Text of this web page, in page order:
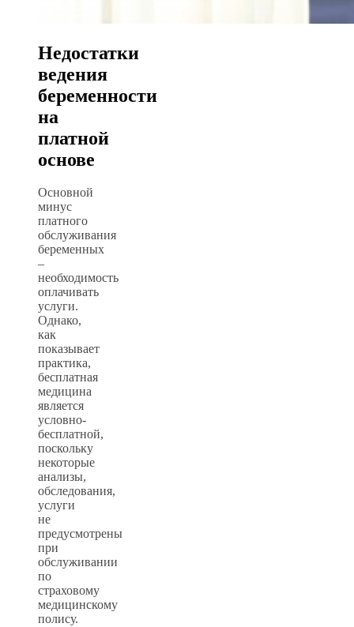
Недостатки
ведения
беременности
на
платной
основе
Основной
минус
платного
обслуживания
беременных
–
необходимость
оплачивать
услуги.
Однако,
как
показывает
практика,
бесплатная
медицина
является
условно-
бесплатной,
поскольку
некоторые
анализы,
обследования,
услуги
не
предусмотрены
при
обслуживании
по
страховому
медицинскому
полису.